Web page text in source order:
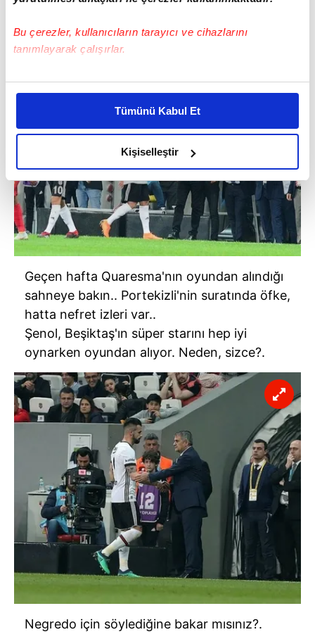
Bu çerezler, kullanıcıların tarayıcı ve cihazlarını
tanımlayarak çalışırlar.
Bu çerezlere izin vermeniz halinde sizlere özel
daha iyi reklam deneyimi yaşatabiliriz. Bunu yaparken
amacımızın size daha iyi bir reklam deneyimi sunmak
olduğunu ve sizlere en iyi içerikleri sunabilmek adına
elimizden gelen çabayı gösterdiğimizi ve bu noktada,
reklamların maliyetlerimizi karşılamak noktasında tek gelir
kalemimiz olduğunu sizlere hatırlatmak isteriz.
Her halükârda, kullanıcılar, bu çerezlere izin vermedikleri
takdirde, kullanıcılara hedefli reklamlar
gösterilmeyecektir."
Sizlere daha iyi bir hizmet sunabilmek için İnternet
Sitemizde kendimize ve üçüncü kişilere ait çerezler
kullanılmaktadır. Bu çerezler vasıtasıyla çeşitli kişisel
verileriniz işlenmekte olup gerekli olan çerezler bilgi
toplumu hizmetlerinin sunulması amacıyla
kullanılmaktadır. Diğer çerezler, sitemizin daha işlevsel
kılınması ve kişiselleştirilmesi ve sizlere yönelik
reklam/pazarlama faaliyetlerinin yapılması, amaçlarıyla
sınırlı olarak açık rızanız dahilinde kullanılacaktır.
Çerezlere ilişkin tercihlerinizi aşağıda yer alan panel
vasıtasıyla belirleyebilirsiniz. Çerezlere ilişkin detaylı bilgi
için Ayarlar butonuna tıklayabilir,Çerez Bilgilendirme
Metnimiziziyaret edebilirsiniz.
6698 sayılı Kişisel Verilerin Korunması Kanunu uyarınca
hazırlanmış Aydınlatma Metnimizi okumak ve sitemizde
ilgili mevzuata uygun olarak kullanılan çerezlerle ilgili bilgi
almak için lütfentıklayınız.
Tümünü Kabul Et
Kişiselleştir
çekiniyor ama "güneş" de balçıkla
Geçen hafta Quaresma'nın oyundan alındığı
sahneye bakın.. Portekizli'nin suratında öfke,
hatta nefret izleri var..
Şenol, Beşiktaş'ın süper starını hep iyi
oynarken oyundan alıyor. Neden, sizce?.
Negredo için söylediğine bakar mısınız?.